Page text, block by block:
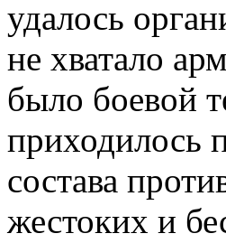
удалось
не хватало
было боевой
приходилось
состава
жестоких и